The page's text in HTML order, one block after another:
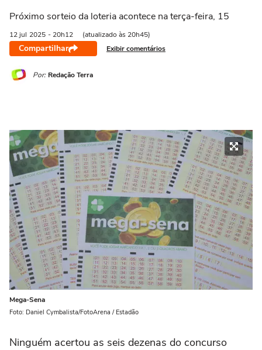
Próximo sorteio da loteria acontece na terça-feira, 15
12 jul 2025 - 20h12 (atualizado às 20h45)
Compartilhar Exibir comentários
Por: Redação Terra
Mega-Sena
Foto: Daniel Cymbalista/FotoArena / Estadão
Ninguém acertou as seis dezenas do concurso